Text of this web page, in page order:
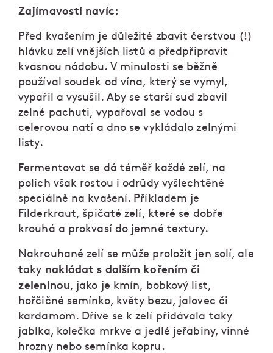
Zajímavosti navíc:
Před kvašením je důležité zbavit čerstvou (!)
hlávku zelí vnějších listů a předpřipravit
kvasnou nádobu. V minulosti se běžně
používal soudek od vína, který se vymyl,
vypařil a vysušil. Aby se starší sud zbavil
zelné pachuti, vypařoval se vodou s
celerovou natí a dno se vykládalo zelnými
listy.
Fermentovat se dá téměř každé zelí, na
polích však rostou i odrůdy vyšlechtěné
speciálně na kvašení. Příkladem je
Filderkraut, špičaté zelí, které se dobře
krouhá a prokvasí do jemné textury.
Nakrouhané zelí se může proložit jen solí, ale
taky nakládat s dalším kořením či
zeleninou, jako je kmín, bobkový list,
hořčičné semínko, květy bezu, jalovec či
kardamom. Dříve se k zelí přidávala taky
jablka, kolečka mrkve a jedlé jeřabiny, vinné
hrozny nebo semínka kopru.